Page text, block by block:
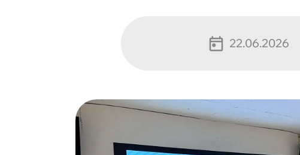
22.06.2026